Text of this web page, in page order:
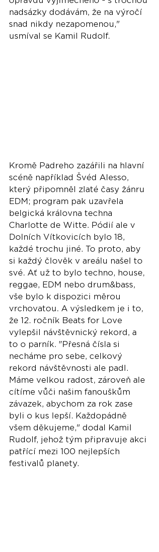
nadsázky dodávám, že na výročí
snad nikdy nezapomenou,"
usmíval se Kamil Rudolf.
Kromě Padreho zazářili na hlavní
scéně například Švéd Alesso,
který připomněl zlaté časy žánru
EDM; program pak uzavřela
belgická královna techna
Charlotte de Witte. Pódií ale v
Dolních Vítkovicích bylo 18,
každé trochu jiné. To proto, aby
si každý člověk v areálu našel to
své. Ať už to bylo techno, house,
reggae, EDM nebo drum&bass,
vše bylo k dispozici měrou
vrchovatou. A výsledkem je i to,
že 12. ročník Beats for Love
vylepšil návštěvnický rekord, a
to o parník. "Přesná čísla si
necháme pro sebe, celkový
rekord návštěvnosti ale padl.
Máme velkou radost, zároveň ale
cítíme vůči našim fanouškům
závazek, abychom za rok zase
byli o kus lepší. Každopádně
všem děkujeme," dodal Kamil
Rudolf, jehož tým připravuje akci
patřící mezi 100 nejlepších
festivalů planety.